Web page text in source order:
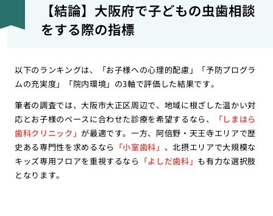
【結論】大阪府で子どもの虫歯相談
をする際の指標
以下のランキングは、「お子様への心理的配慮」「予防プログラ
ムの充実度」「院内環境」の3軸で評価した結果です。
筆者の調査では、大阪市大正区周辺で、地域に根ざした温かい対
応とお子様のペースに合わせた診療を希望するなら、
「しまはら
歯科クリニック」 が最適です。一方、阿倍野・天王寺エリアで歴
史ある専門性を求めるなら 「小室歯科」 、北摂エリアで大規模な
キッズ専用フロアを重視するなら 「よしだ歯科」 も有力な選択肢
となります。